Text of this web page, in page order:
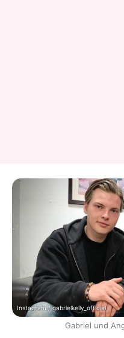
Instagram / gabrielkelly_official
Gabriel und